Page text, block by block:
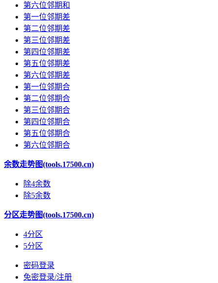
第六位邻期和
第一位邻期差
第二位邻期差
第三位邻期差
第四位邻期差
第五位邻期差
第六位邻期差
第一位邻期合
第二位邻期合
第三位邻期合
第四位邻期合
第五位邻期合
第六位邻期合
余数走势图(tools.17500.cn)
除4余数
除5余数
分区走势图(tools.17500.cn)
4分区
5分区
密码登录
免密登录/注册